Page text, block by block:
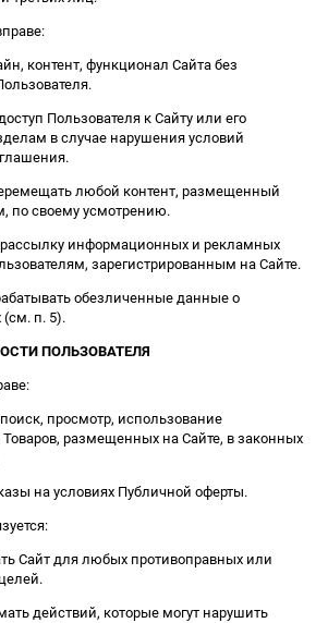
контент, функционал Сайта без
Пользователя к Сайту или его
в случае нарушения условий
любой контент, размещенный
по своему усмотрению.
информационных и рекламных
зарегистрированным на Сайте.
обезличенные данные о
(см. п. 5).
ПОЛЬЗОВАТЕЛЯ
просмотр, использование
размещенных на Сайте, в законных
на условиях Публичной оферты.
Сайт для любых противоправных или
действий, которые могут нарушить